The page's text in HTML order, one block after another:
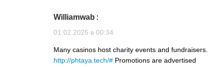
Williamwab :
01.02.2025 в 00:34
Many casinos host charity events and fundraisers.
http://phtaya.tech/# Promotions are advertised